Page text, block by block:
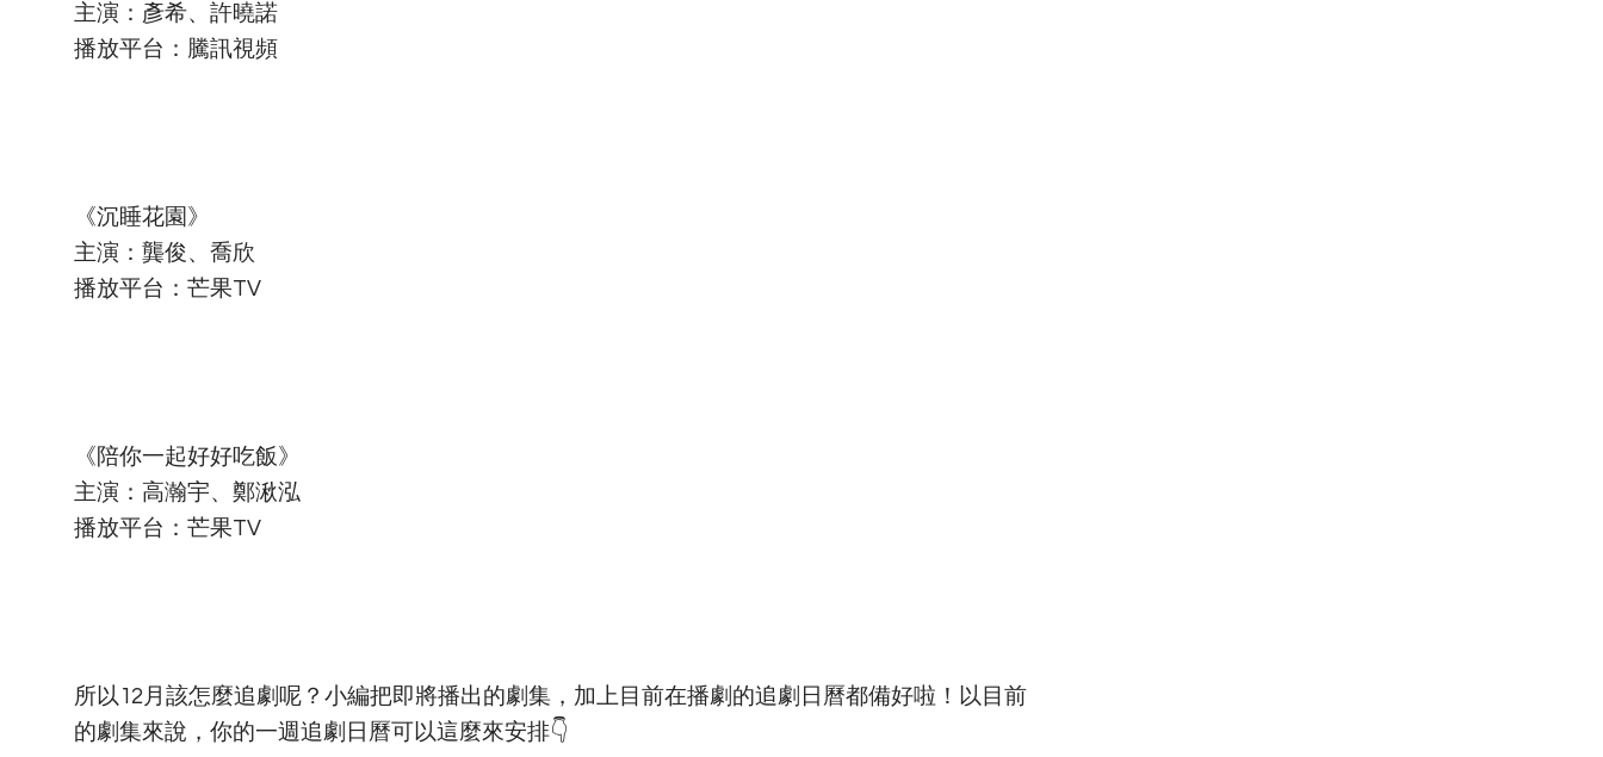
主演：彥希、許曉諾
播放平台：騰訊視頻
《沉睡花園》
主演：龔俊、喬欣
播放平台：芒果TV
《陪你一起好好吃飯》
主演：高瀚宇、鄭湫泓
播放平台：芒果TV
所以12月該怎麼追劇呢？小編把即將播出的劇集，加上目前在播劇的追劇日曆都備好啦！以目前
的劇集來說，你的一週追劇日曆可以這麼來安排👇